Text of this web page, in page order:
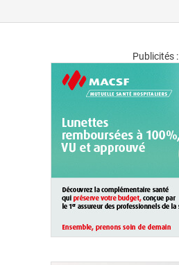
Publicités :